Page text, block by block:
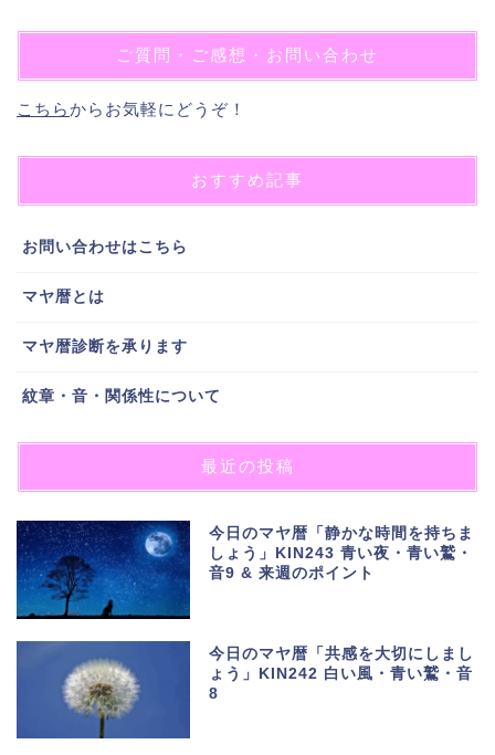
ご質問・ご感想・お問い合わせ
こちらからお気軽にどうぞ！
おすすめ記事
お問い合わせはこちら
マヤ暦とは
マヤ暦診断を承ります
紋章・音・関係性について
最近の投稿
今日のマヤ暦「静かな時間を持ちま
しょう」KIN243 青い夜・青い鷲・
音9 & 来週のポイント
今日のマヤ暦「共感を大切にしまし
ょう」KIN242 白い風・青い鷲・音
8